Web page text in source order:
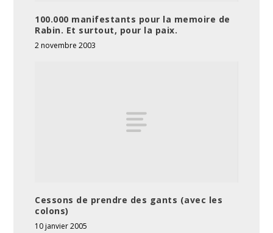
100.000 manifestants pour la memoire de
Rabin. Et surtout, pour la paix.
2 novembre 2003
Cessons de prendre des gants (avec les
colons)
10 janvier 2005